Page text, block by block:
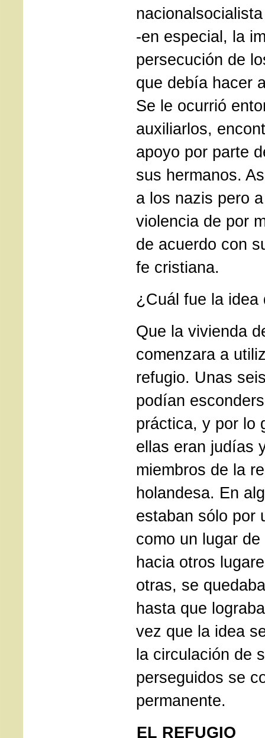
nacionalsocialista
-en especial, la
persecución de
que debía hacer
Se le ocurrió
auxiliarlos,
apoyo por parte
sus hermanos.
a los nazis pero
violencia de por
de acuerdo con
fe cristiana.
¿Cuál fue la idea
Que la vivienda
comenzara a
refugio. Unas
podían
práctica, y por lo
ellas eran judías
miembros de la
holandesa. En
estaban sólo por
como un lugar
hacia otros
otras, se
hasta que
vez que la idea
la circulación de
perseguidos se
permanente.
EL REFUGIO